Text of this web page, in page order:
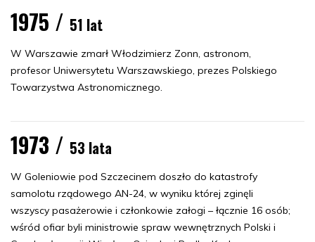
1975 / 51 lat
W Warszawie zmarł Włodzimierz Zonn, astronom,
profesor Uniwersytetu Warszawskiego, prezes Polskiego
Towarzystwa Astronomicznego.
1973 / 53 lata
W Goleniowie pod Szczecinem doszło do katastrofy
samolotu rządowego AN-24, w wyniku której zginęli
wszyscy pasażerowie i członkowie załogi – łącznie 16 osób;
wśród ofiar byli ministrowie spraw wewnętrznych Polski i